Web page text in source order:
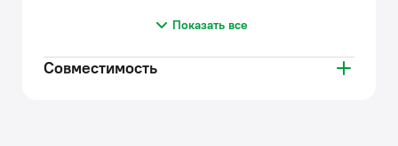
Показать все
Совместимость